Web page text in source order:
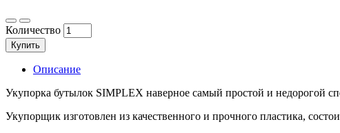
Количество
Купить
Описание
Укупорка бутылок SIMPLEX наверное самый простой и недорогой
Укупорщик изготовлен из качественного и прочного пластика,